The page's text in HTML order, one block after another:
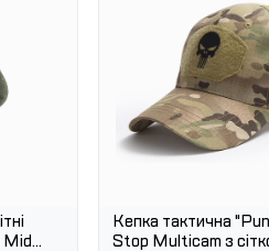
дизайн робить футболку
використання.
та потовідведення.
до механічних
- підходить для армії,
Кепка тактична
Stop Multicam з